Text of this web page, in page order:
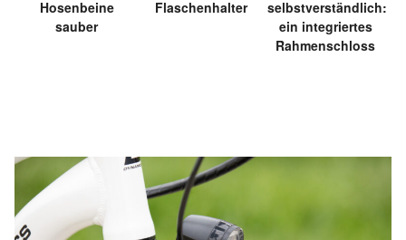
Hosenbeine
sauber
Flaschenhalter
selbstverständlich:
ein integriertes
Rahmenschloss